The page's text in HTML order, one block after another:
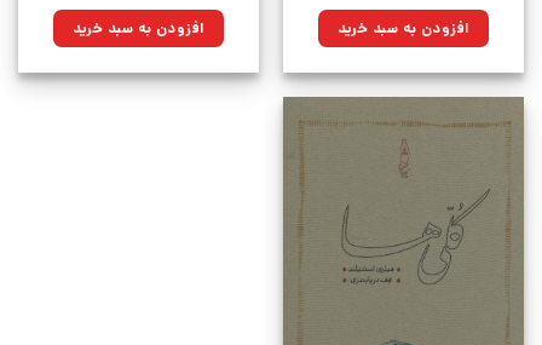
۴۱۹,۰۰۰تومان
بود.
۲۹۹,۵۸۵تومان.افزودن به سبد خرید ۵۰۰,۰۰۰تومان
بود.
۳۵۷,۵۰۰تومان.افزودن به سبد خرید